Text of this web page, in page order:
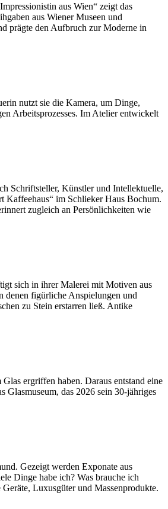
aus Wien“ zeigt das
aus Wiener Museen und
prägte den Aufbruch zur Moderne in
nutzt sie die Kamera, um Dinge,
Arbeitsprozesses. Im Atelier entwickelt
Schriftsteller, Künstler und Intellektuelle,
Kaffeehaus“ im Schlieker Haus Bochum.
zugleich an Persönlichkeiten wie
sich in ihrer Malerei mit Motiven aus
denen figürliche Anspielungen und
zu Stein erstarren ließ. Antike
ergriffen haben. Daraus entstand eine
Glasmuseum, das 2026 sein 30-jähriges
Gezeigt werden Exponate aus
Dinge habe ich? Was brauche ich
Luxusgüter und Massenprodukte.